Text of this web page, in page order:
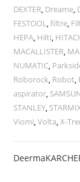
DEXTER, Dreame,
FESTOOL,filtre,
HEPA, Hilti,
MACALLISTER,
NUMATIC,
Roborock, Robot,
aspirator,
STANLEY,
Viomi,Volta,X-
Deerma